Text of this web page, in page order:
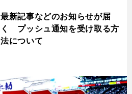
最新記事などのお知らせが届
く プッシュ通知を受け取る方
法について